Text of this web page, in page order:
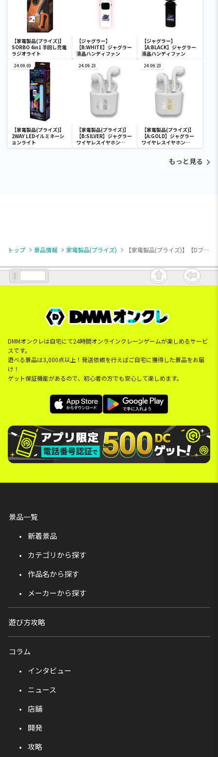
【家電製品(プライズ)】
SORBO 4in1 手回し充電
ラジオライト
【ジャグラー】
【B:WHITE】ジャグラー
液晶ハンディファン
【ジャグラー】
【A:BLACK】ジャグラー
液晶ハンディファン
24.09.03
【家電製品(プライズ)】
2WAY LEDイルミネーシ
ョンライト
24.09.23
【家電製品(プライズ)】
【B:SILVER】ジャグラー
ワイヤレスイヤホン
2(GOLD&SILVER)
24.09.23
【家電製品(プライズ)】
【A:GOLD】ジャグラー
ワイヤレスイヤホン
2(GOLD&SILVER)
もっと見る
トップ 景品情報 家電製品(プライズ) 【家電製品(プライズ)】【Dブラック】ミニ空気清浄機
DMMオンクレは自宅にて24時間オンラインクレーンゲームが楽しめるサービ
スです。
遊べる景品は3,000点以上！発送依頼を行えばご自宅に獲得した景品をお届
け！
ゲット保証機能があるので、初心者の方でも安心して楽しめます。
景品一覧
新着景品
カテゴリから探す
作品名から探す
メーカーから探す
遊び方攻略
コラム
インタビュー
ニュース
店舗
開発
攻略